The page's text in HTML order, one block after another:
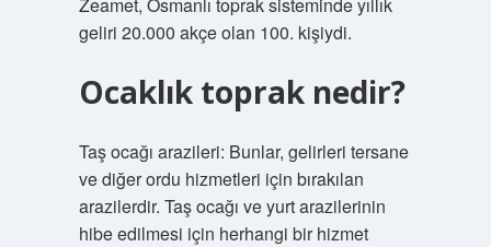
geliri 20.000 akçe olan 100. kişiydi.
Ocaklık toprak nedir?
Taş ocağı arazileri: Bunlar, gelirleri tersane
ve diğer ordu hizmetleri için bırakılan
arazilerdir. Taş ocağı ve yurt arazilerinin
hibe edilmesi için herhangi bir hizmet